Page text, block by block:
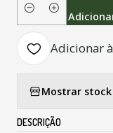
Quantidade
Adicionar
Mostrar
DESCRIÇÃO